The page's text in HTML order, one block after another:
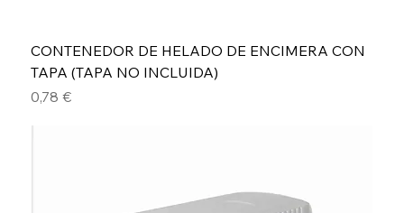
CONTENEDOR DE HELADO DE ENCIMERA CON
TAPA (TAPA NO INCLUIDA)
Precio
0,78 €